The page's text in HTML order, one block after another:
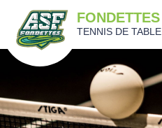
FONDETTES
TENNIS DE TABLE